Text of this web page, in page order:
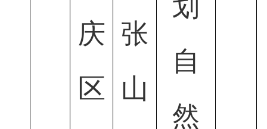
庆
区
张
山
自
然